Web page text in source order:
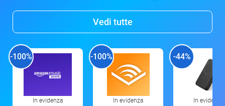
Vedi tutte
-100%
In evidenza
-100%
In evidenza
-44%
In evidenza